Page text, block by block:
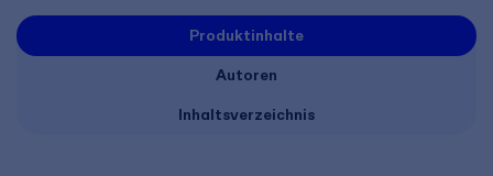
Produktinhalte
Autoren
Inhaltsverzeichnis